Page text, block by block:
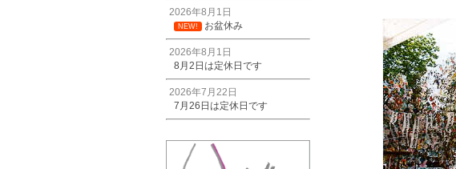
2026年8月1日
NEW! お盆休み
2026年8月1日
8月2日は定休日です
2026年7月22日
7月26日は定休日です